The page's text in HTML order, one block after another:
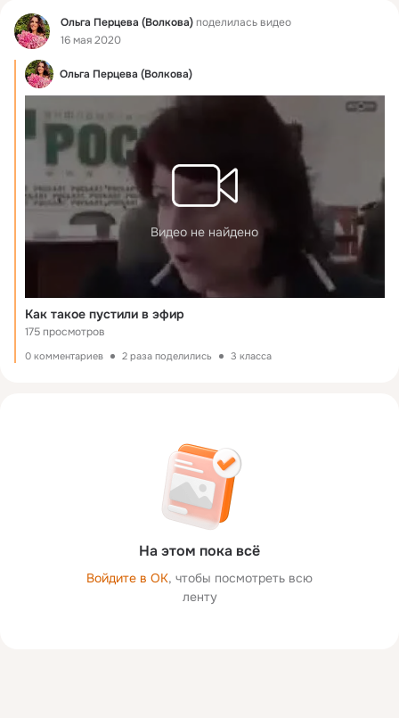
Фид Ольга Перцева (Волкова)поделилась видео
16 мая 2020
Ольга Перцева (Волкова)
Видео не найдено
Как такое пустили в эфир
175 просмотров
0 комментариев 2 раза поделились 3 класса
На этом пока всё
Войдите в ОК, чтобы посмотреть всю
ленту